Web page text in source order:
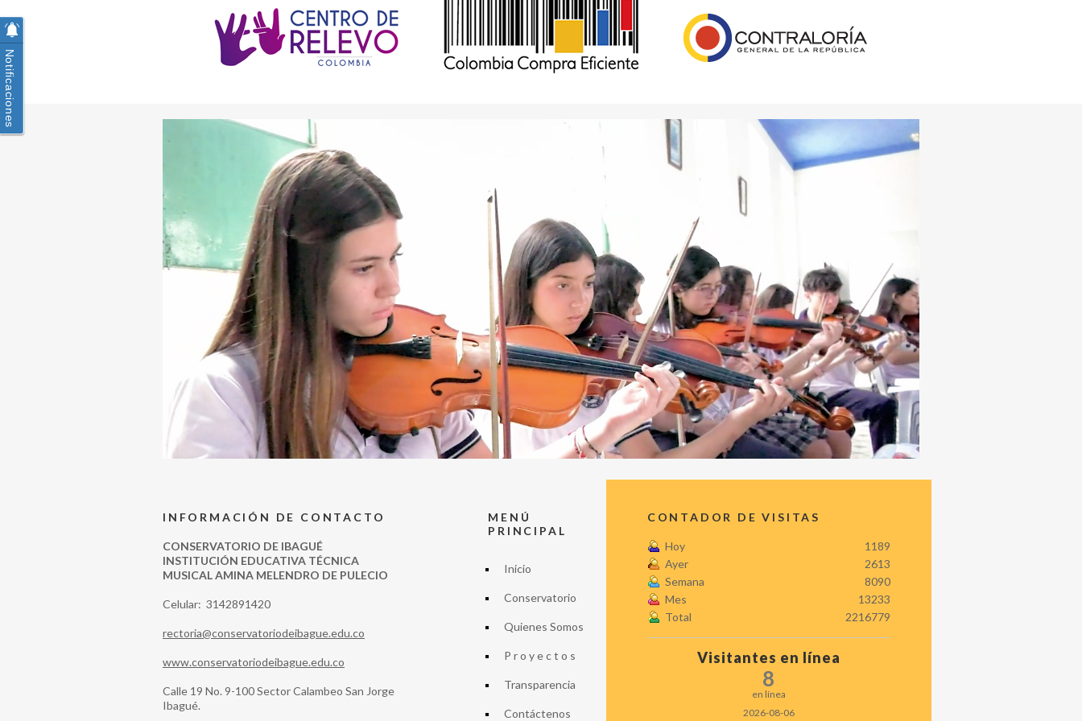
INFORMACIÓN DE CONTACTO
CONSERVATORIO DE IBAGUÉ
INSTITUCIÓN EDUCATIVA TÉCNICA
MUSICAL AMINA MELENDRO DE PULECIO
Celular: 3142891420
rectoria@conservatoriodeibague.edu.co
www.conservatoriodeibague.edu.co
Calle 19 No. 9-100 Sector Calambeo San Jorge
Ibagué.
MENÚ
PRINCIPAL
Inicio
Conservatorio
Quienes Somos
P r o y e c t o s
Transparencia
Contáctenos
CONTADOR DE VISITAS
Hoy
1189
Ayer
2613
Semana
8090
Mes
13233
Total
2216779
Visitantes en línea
8
en línea
2026-08-06
Notificaciones